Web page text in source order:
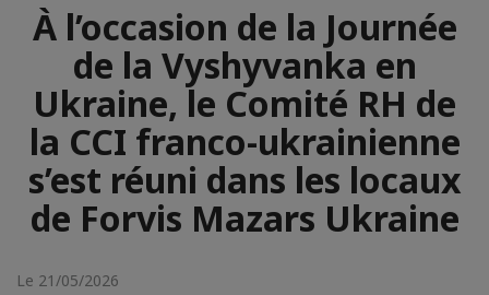
À l’occasion de la Journée
de la Vyshyvanka en
Ukraine, le Comité RH de
la CCI franco-ukrainienne
s’est réuni dans les locaux
de Forvis Mazars Ukraine
Le 21/05/2026